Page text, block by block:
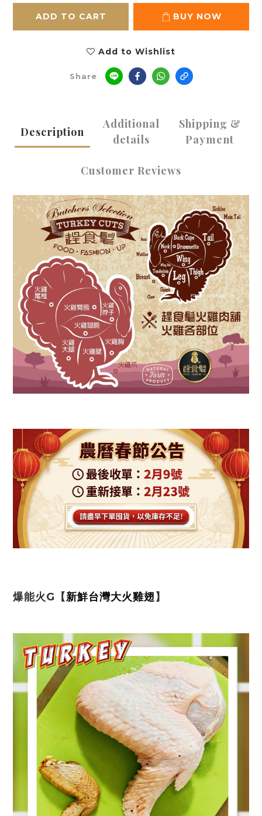
ADD TO CART BUY NOW
Add to Wishlist
Share
Description
Additional
details
Shipping &
Payment
Customer Reviews
爆能火G【新鮮台灣大火雞翅】